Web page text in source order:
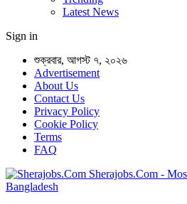
Latest News
Sign in
শুক্রবার, আগস্ট ৭, ২০২৬
Advertisement
About Us
Contact Us
Privacy Policy
Cookie Policy
Terms
FAQ
Sherajobs.Com -
Bangladesh